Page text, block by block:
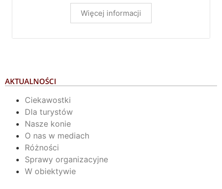
Więcej informacji
AKTUALNOŚCI
Ciekawostki
Dla turystów
Nasze konie
O nas w mediach
Różności
Sprawy organizacyjne
W obiektywie